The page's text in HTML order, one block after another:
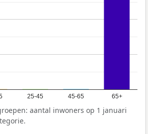
25-45 45-65 65+
aantal inwoners op 1 januari